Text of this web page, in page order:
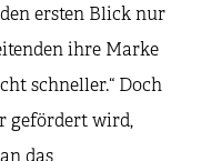
ersten Blick nur
ihre Marke
schneller.“ Doch
gefördert wird,
das